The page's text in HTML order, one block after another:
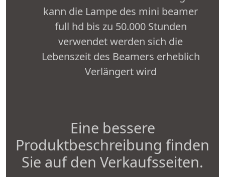
kann die Lampe des mini beamer
full hd bis zu 50.000 Stunden
verwendet werden sich die
Lebenszeit des Beamers erheblich
Verlängert wird
Eine bessere
Produktbeschreibung finden
Sie auf den Verkaufsseiten.